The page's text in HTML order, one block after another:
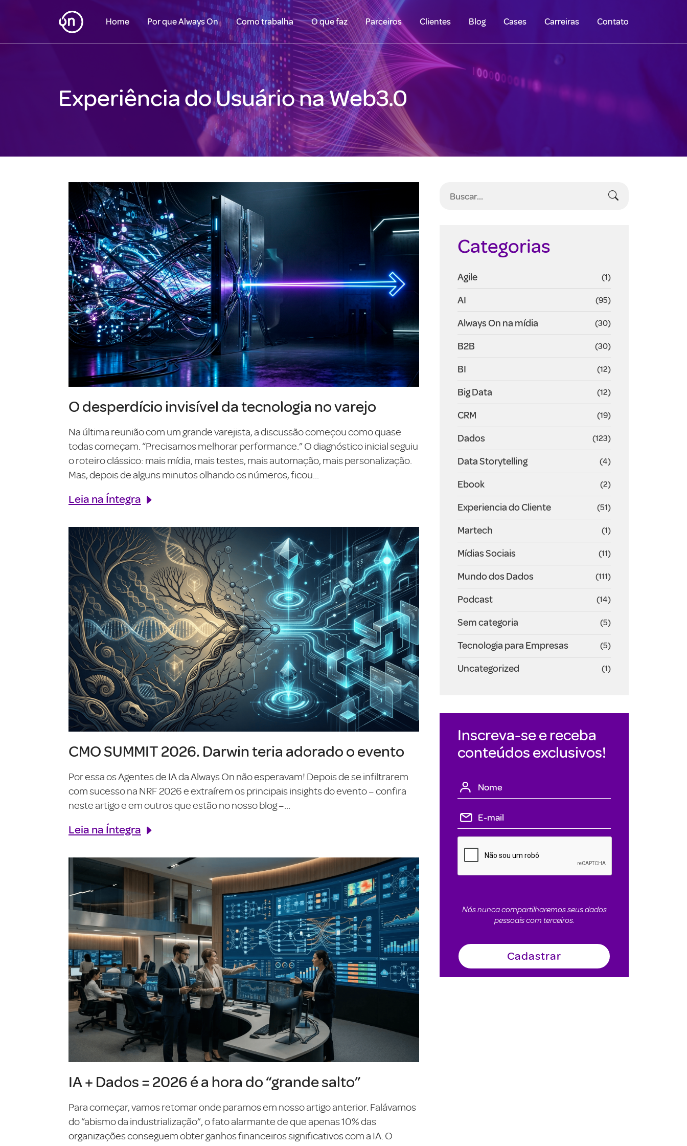
Home Por que Always On Como trabalha O que faz Parceiros Clientes Blog Cases Carreiras Contato
Experiência do Usuário na Web3.0
O desperdício invisível da tecnologia no varejo
Na última reunião com um grande varejista, a discussão começou como quase
todas começam. “Precisamos melhorar performance.” O diagnóstico inicial seguiu
o roteiro clássico: mais mídia, mais testes, mais automação, mais personalização.
Mas, depois de alguns minutos olhando os números, ficou...
Leia na Íntegra
CMO SUMMIT 2026. Darwin teria adorado o evento
Por essa os Agentes de IA da Always On não esperavam! Depois de se infiltrarem
com sucesso na NRF 2026 e extraírem os principais insights do evento – confira
neste artigo e em outros que estão no nosso blog –...
Leia na Íntegra
IA + Dados = 2026 é a hora do “grande salto”
Para começar, vamos retomar onde paramos em nosso artigo anterior. Falávamos
do “abismo da industrialização”, o fato alarmante de que apenas 10% das
organizações conseguem obter ganhos financeiros significativos com a IA. O
Categorias
Agile (1)
AI (95)
Always On na mídia (30)
B2B (30)
BI (12)
Big Data (12)
CRM (19)
Dados (123)
Data Storytelling (4)
Ebook (2)
Experiencia do Cliente (51)
Martech (1)
Mídias Sociais (11)
Mundo dos Dados (111)
Podcast (14)
Sem categoria (5)
Tecnologia para Empresas (5)
Uncategorized (1)
Inscreva-se e receba
conteúdos exclusivos!
Nós nunca compartilharemos seus dados
pessoais com terceiros.